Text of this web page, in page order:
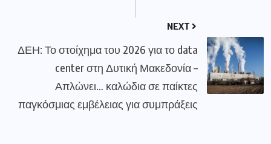
NEXT
ΔΕΗ: Το στοίχημα του 2026 για το data
center στη Δυτική Μακεδονία –
Απλώνει… καλώδια σε παίκτες
παγκόσμιας εμβέλειας για συμπράξεις